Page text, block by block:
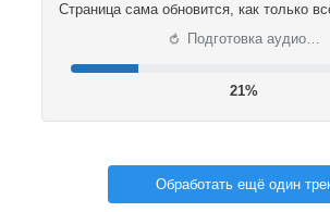
Страница сама обновится, как только
⟳ Подготовка аудио…
22%
Обработать ещё один